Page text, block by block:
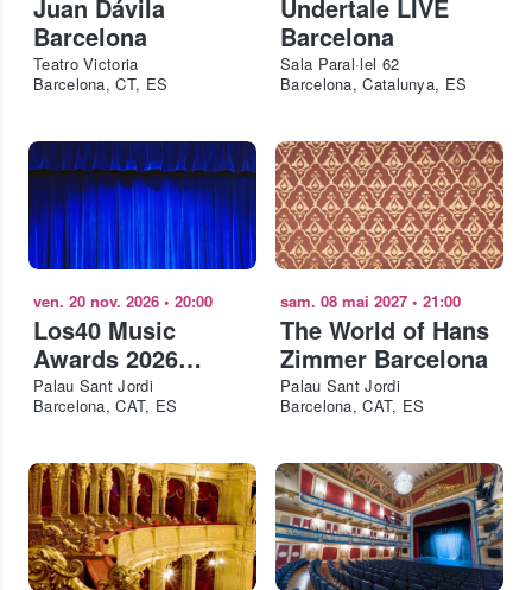
Juan Dávila
Barcelona
Teatro Victoria
Barcelona, CT, ES
Undertale LIVE
Barcelona
Sala Paral·lel 62
Barcelona, Catalunya, ES
ven. 20 nov. 2026 • 20:00
Los40 Music
Awards 2026
Barcelona
Palau Sant Jordi
Barcelona, CAT, ES
sam. 08 mai 2027 • 21:00
The World of Hans
Zimmer Barcelona
Palau Sant Jordi
Barcelona, CAT, ES